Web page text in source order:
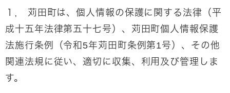
１， 苅田町は、個人情報の保護に関する法律（平
成十五年法律第五十七号）、苅田町個人情報保護
法施行条例（令和5年苅田町条例第1号）、その他
関連法規に従い、適切に収集、利用及び管理しま
す。